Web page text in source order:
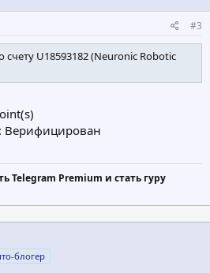
#3
U18593182 (Neuronic Robotic
Верифицирован
Telegram Premium и стать гуру
блогер